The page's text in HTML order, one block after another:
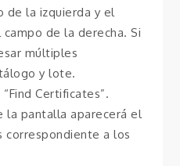
de la izquierda y el
de la derecha. Si
múltiples
y lote.
Certificates”.
la pantalla aparecerá el
correspondiente a los